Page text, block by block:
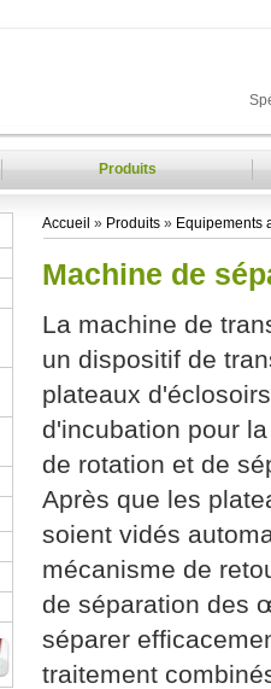
Produits
Accueil » Produits » Equipements
Machine de
La machine de
un dispositif de
plateaux
d'incubation pour
de rotation et de
Après que les
soient vidés
mécanisme de
de séparation des
séparer
traitement